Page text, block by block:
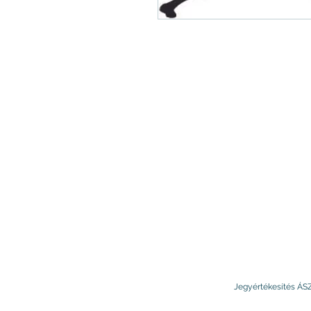
Jegyértékesítés